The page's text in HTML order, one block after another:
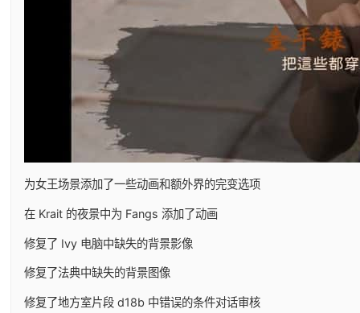
为女王场景添加了一些动画和额外界的完变选项
在 Krait 的夜景中为 Fangs 添加了动画
修复了 Ivy 电脑中缺失的背景影像
修复了法典中缺失的背景图像
修复了地方室片段 d18b 中错误的条件对话审核